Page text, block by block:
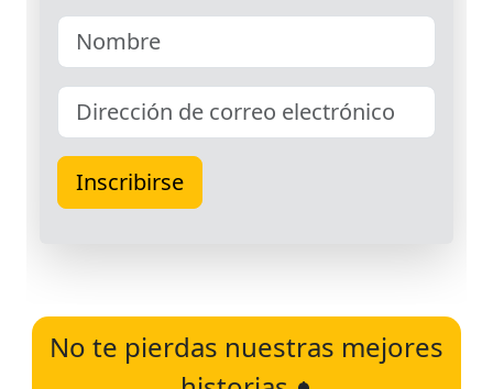
No te pierdas nuestras mejores